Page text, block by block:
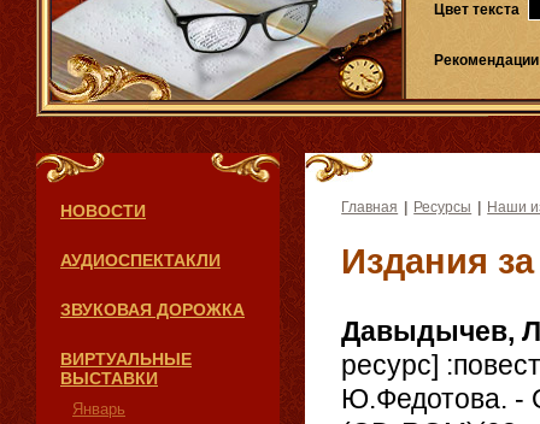
НОВОСТИ
АУДИОСПЕКТАКЛИ
ЗВУКОВАЯ ДОРОЖКА
ВИРТУАЛЬНЫЕ
ВЫСТАВКИ
Январь
Главная Ресурсы Наши
Издания
Давыдычев,
ресурс]
Ю.Федотова. -
Цвет текста